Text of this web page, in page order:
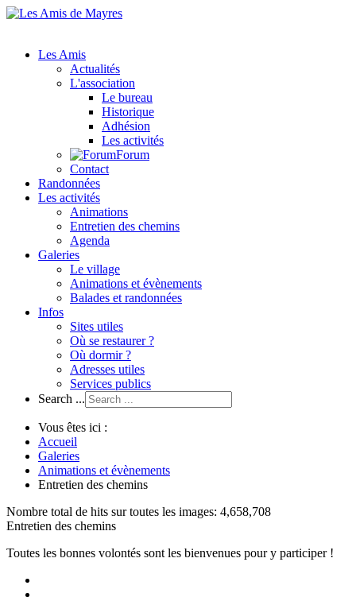
Les Amis
Actualités
L'association
Le bureau
Historique
Adhésion
Les activités
Forum
Contact
Randonnées
Les activités
Animations
Entretien des chemins
Agenda
Galeries
Le village
Animations et évènements
Balades et randonnées
Infos
Sites utiles
Où se restaurer ?
Où dormir ?
Adresses utiles
Services publics
Search ...
Vous êtes ici :
Accueil
Galeries
Animations et évènements
Entretien des chemins
Nombre total de hits sur toutes les images: 4,658,708
Entretien des chemins
Toutes les bonnes volontés sont les bienvenues pour y participer !